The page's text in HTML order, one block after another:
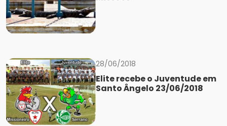
28/06/2018
Elite recebe o Juventude em
Santo Ângelo 23/06/2018